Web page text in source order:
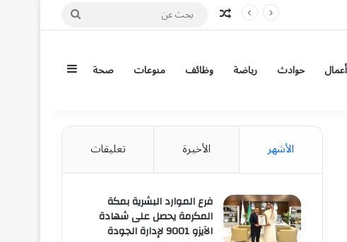
مقال عشوائي
بحث
حوادث رياضة وظائف منوعات صحة إضافة عمود
الأشهر الأخيرة تعليقات
فرع الموارد البشرية بمكة
المكرمة يحصل على شهادة
الآيزو 9001 لإدارة الجودة